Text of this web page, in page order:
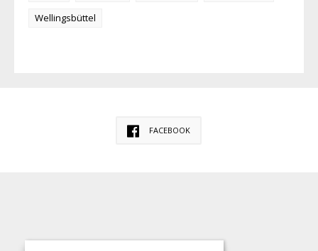
Wellingsbüttel
FACEBOOK